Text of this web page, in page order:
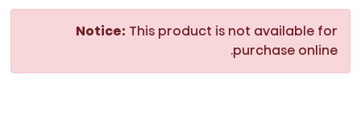
Notice: This product is not available for
purchase online.